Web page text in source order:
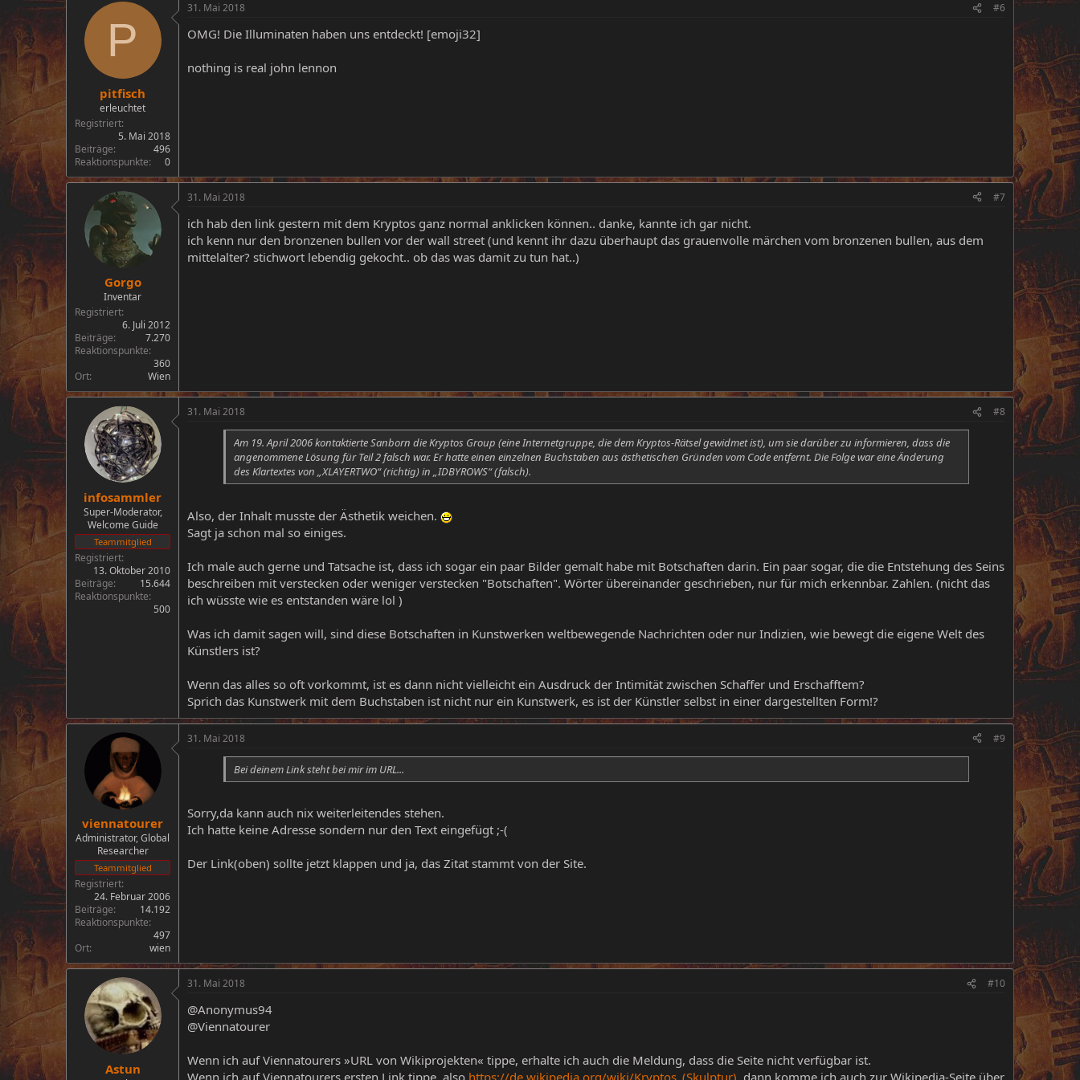
P
pitfisch
erleuchtet
Registriert
5. Mai 2018
Beiträge
496
Reaktionspunkte
0
31. Mai 2018 #6
OMG! Die Illuminaten haben uns entdeckt! [emoji32]
nothing is real john lennon
Gorgo
Inventar
Registriert
6. Juli 2012
Beiträge
7.270
Reaktionspunkte
360
Ort
Wien
31. Mai 2018 #7
ich hab den link gestern mit dem Kryptos ganz normal anklicken können.. danke, kannte ich gar nicht.
ich kenn nur den bronzenen bullen vor der wall street (und kennt ihr dazu überhaupt das grauenvolle märchen vom bronzenen bullen, aus dem
mittelalter? stichwort lebendig gekocht.. ob das was damit zu tun hat..)
infosammler
Super-Moderator,
Welcome Guide
Teammitglied
Registriert
13. Oktober 2010
Beiträge
15.644
Reaktionspunkte
500
31. Mai 2018 #8
Am 19. April 2006 kontaktierte Sanborn die Kryptos Group (eine Internetgruppe, die dem Kryptos-Rätsel gewidmet ist), um sie darüber zu informieren, dass die
angenommene Lösung für Teil 2 falsch war. Er hatte einen einzelnen Buchstaben aus ästhetischen Gründen vom Code entfernt. Die Folge war eine Änderung
des Klartextes von „XLAYERTWO“ (richtig) in „IDBYROWS“ (falsch).
Also, der Inhalt musste der Ästhetik weichen.
Sagt ja schon mal so einiges.
Ich male auch gerne und Tatsache ist, dass ich sogar ein paar Bilder gemalt habe mit Botschaften darin. Ein paar sogar, die die Entstehung des Seins
beschreiben mit verstecken oder weniger verstecken "Botschaften". Wörter übereinander geschrieben, nur für mich erkennbar. Zahlen. (nicht das
ich wüsste wie es entstanden wäre lol )
Was ich damit sagen will, sind diese Botschaften in Kunstwerken weltbewegende Nachrichten oder nur Indizien, wie bewegt die eigene Welt des
Künstlers ist?
Wenn das alles so oft vorkommt, ist es dann nicht vielleicht ein Ausdruck der Intimität zwischen Schaffer und Erschafftem?
Sprich das Kunstwerk mit dem Buchstaben ist nicht nur ein Kunstwerk, es ist der Künstler selbst in einer dargestellten Form!?
viennatourer
Administrator, Global
Researcher
Teammitglied
Registriert
24. Februar 2006
Beiträge
14.192
Reaktionspunkte
497
Ort
wien
31. Mai 2018 #9
Bei deinem Link steht bei mir im URL...
Sorry,da kann auch nix weiterleitendes stehen.
Ich hatte keine Adresse sondern nur den Text eingefügt ;-(
Der Link(oben) sollte jetzt klappen und ja, das Zitat stammt von der Site.
Astun
31. Mai 2018 #10
@Anonymus94
@Viennatourer
Wenn ich auf Viennatourers »URL von Wikiprojekten« tippe, erhalte ich auch die Meldung, dass die Seite nicht verfügbar ist.
Wenn ich auf Viennatourers ersten Link tippe, also https://de.wikipedia.org/wiki/Kryptos_(Skulptur) , dann komme ich auch zur Wikipedia-Seite über